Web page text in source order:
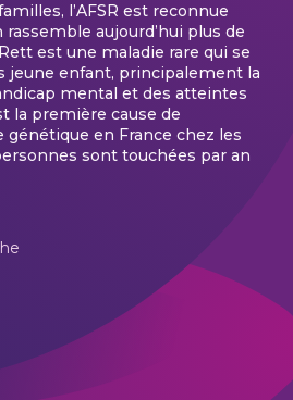
l’AFSR est reconnue
aujourd’hui plus de
est une maladie rare qui se
jeune enfant, principalement la
mental et des atteintes
la première cause de
génétique en France chez les
sont touchées par an